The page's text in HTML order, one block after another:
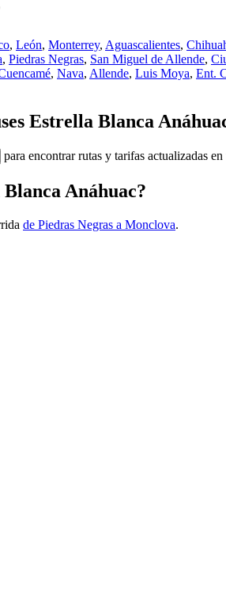
, León, Monterrey, Aguascalientes,
, Piedras Negras, San Miguel de Allende,
, Nava, Allende, Luis Moya, Ent.
Estrella Blanca
para encontrar rutas y tarifas actualizadas
Anáhuac?
de Piedras Negras a Monclova.